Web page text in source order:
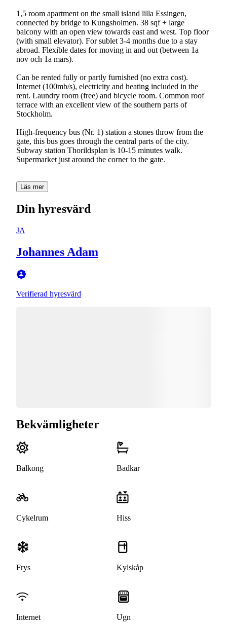
1,5 room apartment on the small island lilla Essingen,
connected by bridge to Kungsholmen. 38 sqf + large
balcony with an open view towards east and west. Top floor
(with small elevator). For sublet 3-4 months due to a stay
abroad. Flexible dates for moving in and out (between 1a
nov och 1a mars).
Can be rented fully or partly furnished (no extra cost).
Internet (100mb/s), electricity and heating included in the
rent. Laundry room (free) and bicycle room. Common roof
terrace with an excellent view of the southern parts of
Stockholm.
High-frequency bus (Nr. 1) station a stones throw from the
gate, this bus goes through the central parts of the city.
Subway station Thorildsplan is 10-15 minutes walk.
Supermarket just around the corner to the gate.
Läs mer
Din hyresvärd
JA
Johannes Adam
Verifierad hyresvärd
Bekvämligheter
Balkong Badkar
Cykelrum Hiss
Frys Kylskåp
Internet Ugn